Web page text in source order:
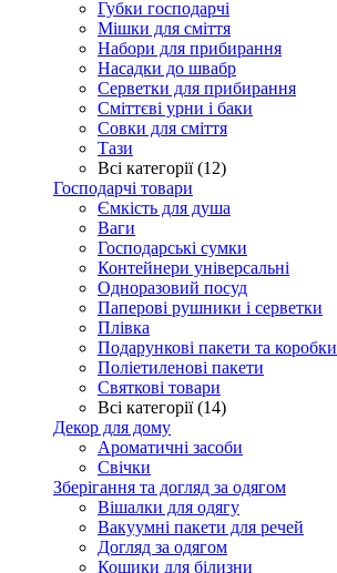
Губки господарчі
Мішки для сміття
Набори для прибирання
Насадки до швабр
Серветки для прибирання
Сміттєві урни і баки
Совки для сміття
Тази
Всі категорії (12)
Господарчі товари
Ємкість для душа
Ваги
Господарські сумки
Контейнери універсальні
Одноразовий посуд
Паперові рушники і серветки
Плівка
Подарункові пакети та коробки
Поліетиленові пакети
Святкові товари
Всі категорії (14)
Декор для дому
Ароматичні засоби
Свічки
Зберігання та догляд за одягом
Вішалки для одягу
Вакуумні пакети для речей
Догляд за одягом
Кошики для білизни